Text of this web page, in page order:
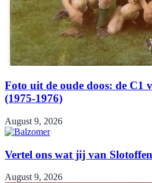
Foto uit de oude doos: de C1
(1975-1976)
August 9, 2026
Vertel ons wat jij van
August 9, 2026